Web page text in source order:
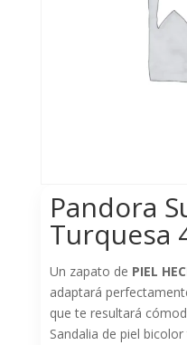
Pandora
Turquesa
Un zapato de PIEL
adaptará
que te resultará
Sandalia de piel